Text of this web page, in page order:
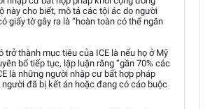
này cho biết, mô tả các tội ác do người
giấy tờ gây ra là “hoàn toàn có thể ngăn
trở thành mục tiêu của ICE là nếu họ ở Mỹ
bố tiếp tục, lập luận rằng “gần 70% các
là những người nhập cư bất hợp pháp
đã bị kết án hoặc đang có cáo buộc